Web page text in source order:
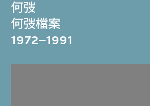
何弢
何弢檔案
1972–1991